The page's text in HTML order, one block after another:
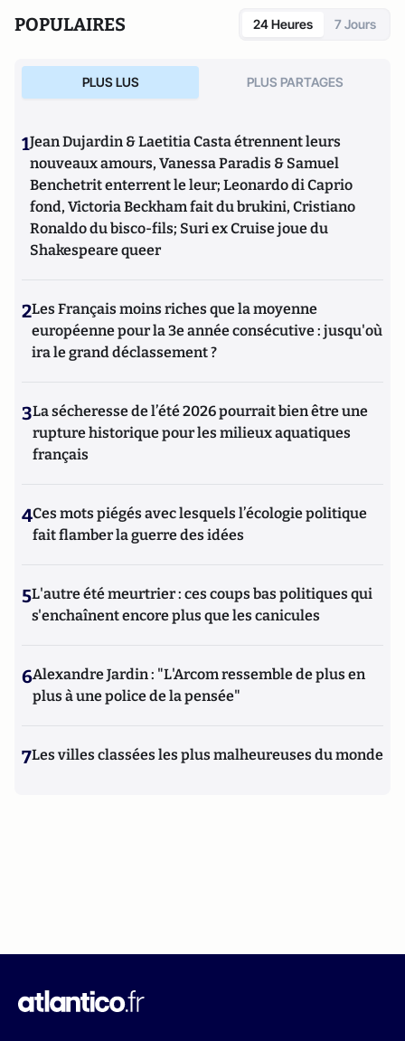
POPULAIRES 24 Heures 7 Jours
PLUS LUS PLUS PARTAGES
1Jean Dujardin & Laetitia Casta étrennent leurs
nouveaux amours, Vanessa Paradis & Samuel
Benchetrit enterrent le leur; Leonardo di Caprio
fond, Victoria Beckham fait du brukini, Cristiano
Ronaldo du bisco-fils; Suri ex Cruise joue du
Shakespeare queer
2Les Français moins riches que la moyenne
européenne pour la 3e année consécutive : jusqu'où
ira le grand déclassement ?
3La sécheresse de l’été 2026 pourrait bien être une
rupture historique pour les milieux aquatiques
français
4Ces mots piégés avec lesquels l’écologie politique
fait flamber la guerre des idées
5L'autre été meurtrier : ces coups bas politiques qui
s'enchaînent encore plus que les canicules
6Alexandre Jardin : "L'Arcom ressemble de plus en
plus à une police de la pensée"
7Les villes classées les plus malheureuses du monde